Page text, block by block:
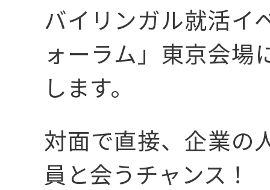
3分でわかるイノ
02
こんなところに
バイリンガル就活イ
ォーラム」東京会場
します。
対面で直接、企業の
員と会うチャンス！